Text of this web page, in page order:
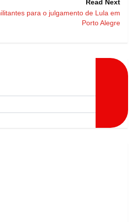
Read Next
para o julgamento de Lula em
Porto Alegre